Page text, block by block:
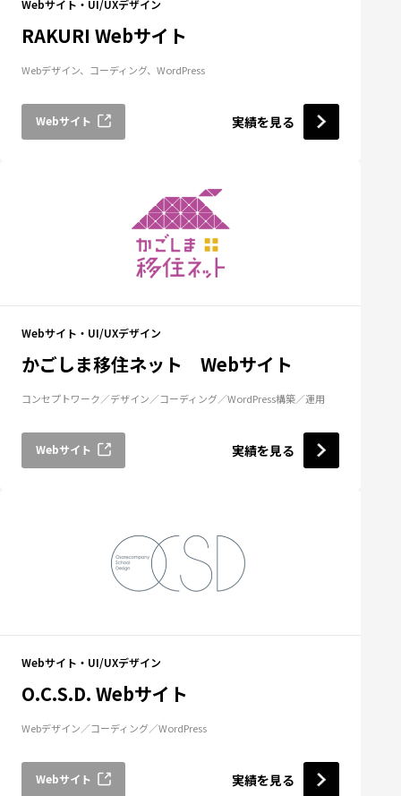
Webサイト・UI/UXデザイン
RAKURI Webサイト
Webデザイン、コーディング、WordPress
Webサイト 実績を見る
Webサイト・UI/UXデザイン
かごしま移住ネット Webサイト
コンセプトワーク デザイン コーディング WordPress構築 運用
Webサイト 実績を見る
Webサイト・UI/UXデザイン
O.C.S.D. Webサイト
Webデザイン コーディング WordPress
Webサイト 実績を見る